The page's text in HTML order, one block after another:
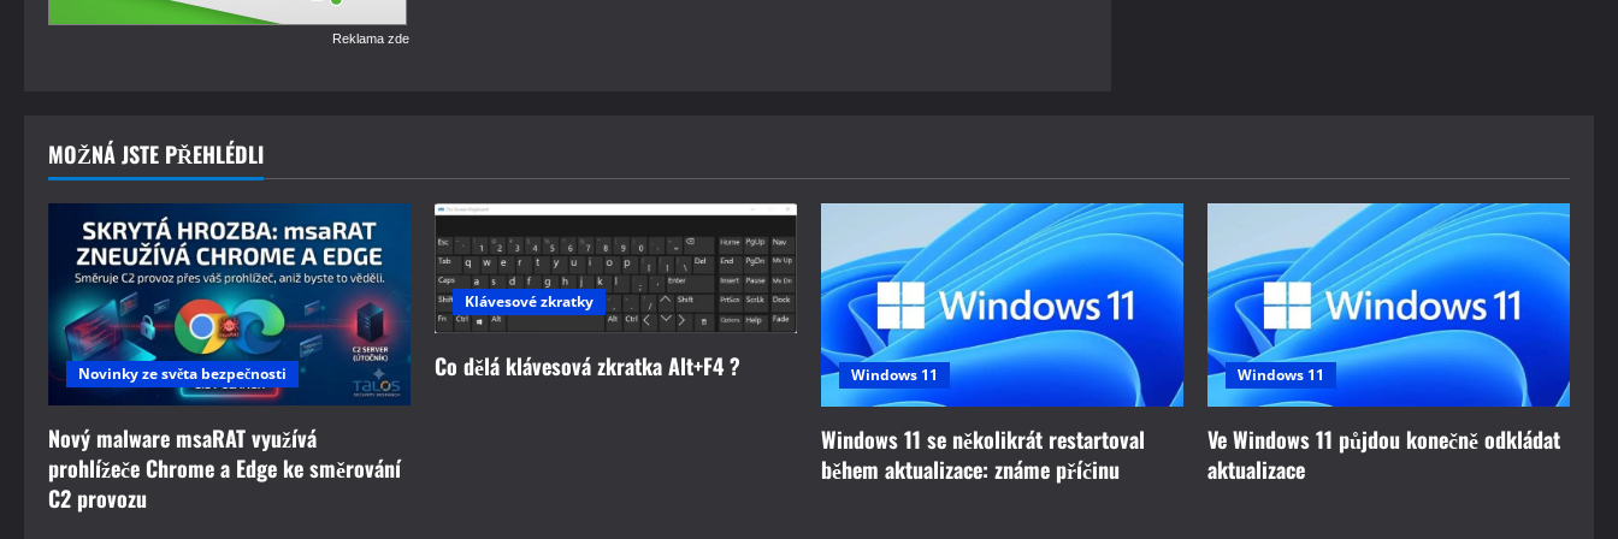
Reklama zde
MOŽNÁ JSTE PŘEHLÉDLI
Novinky ze světa bezpečnosti
Nový malware msaRAT využívá
prohlížeče Chrome a Edge ke směrování
C2 provozu
Klávesové zkratky
Co dělá klávesová zkratka Alt+F4 ? Windows 11
Windows 11 se několikrát restartoval
během aktualizace: známe příčinu
Windows 11
Ve Windows 11 půjdou konečně odkládat
aktualizace